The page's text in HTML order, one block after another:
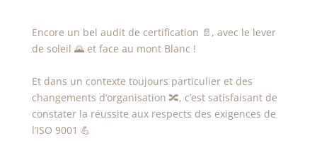
Encore un bel audit de certification 📄, avec le lever
de soleil 🌄 et face au mont Blanc !
Et dans un contexte toujours particulier et des
changements d’organisation 🔀, c’est satisfaisant de
constater la réussite aux respects des exigences de
l’ISO 9001 💪